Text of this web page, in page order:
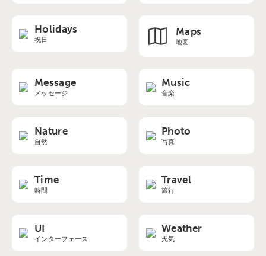
Holidays
祝日
Maps
地図
Message
メッセージ
Music
音楽
Nature
自然
Photo
写真
Time
時間
Travel
旅行
UI
インターフェース
Weather
天気